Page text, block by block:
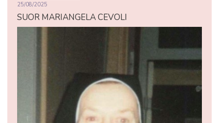
25/08/2025
SUOR MARIANGELA CEVOLI